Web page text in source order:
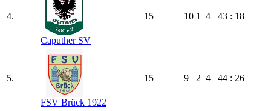
4.
Caputher SV
15 10 1 4 43 : 18
5.
FSV Brück 1922
15 9 2 4 44 : 26